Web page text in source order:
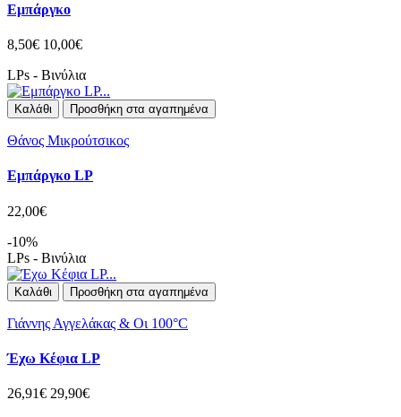
Εμπάργκο
8,50€ 10,00€
LPs - Βινύλια
Καλάθι Προσθήκη στα αγαπημένα
Θάνος Μικρούτσικος
Εμπάργκο LP
22,00€
-10%
LPs - Βινύλια
Καλάθι Προσθήκη στα αγαπημένα
Γιάννης Αγγελάκας & Οι 100°C
Έχω Κέφια LP
26,91€ 29,90€